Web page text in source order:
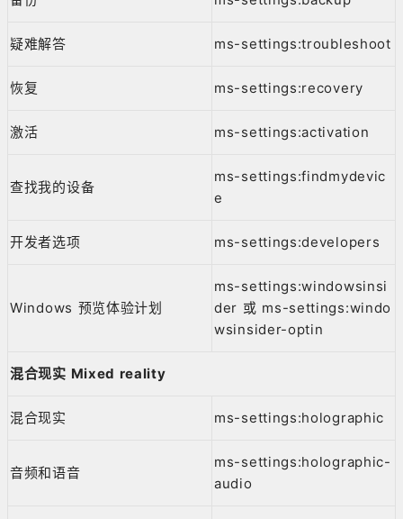
疑难解答 ms-settings:troubleshoot
恢复 ms-settings:recovery
激活 ms-settings:activation
查找我的设备
ms-settings:findmydevic
e
开发者选项 ms-settings:developers
Windows 预览体验计划
ms-settings:windowsinsi
der 或 ms-settings:windo
wsinsider-optin
混合现实 Mixed reality
混合现实 ms-settings:holographic
音频和语音
ms-settings:holographic-
audio